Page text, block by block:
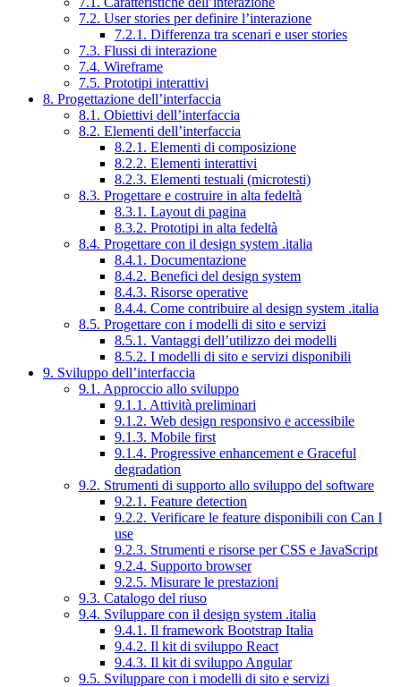
7.2. User stories per definire l’interazione
7.2.1. Differenza tra scenari e user stories
7.3. Flussi di interazione
7.4. Wireframe
7.5. Prototipi interattivi
8. Progettazione dell’interfaccia
8.1. Obiettivi dell’interfaccia
8.2. Elementi dell’interfaccia
8.2.1. Elementi di composizione
8.2.2. Elementi interattivi
8.2.3. Elementi testuali (microtesti)
8.3. Progettare e costruire in alta fedeltà
8.3.1. Layout di pagina
8.3.2. Prototipi in alta fedeltà
8.4. Progettare con il design system .italia
8.4.1. Documentazione
8.4.2. Benefici del design system
8.4.3. Risorse operative
8.4.4. Come contribuire al design system .italia
8.5. Progettare con i modelli di sito e servizi
8.5.1. Vantaggi dell’utilizzo dei modelli
8.5.2. I modelli di sito e servizi disponibili
9. Sviluppo dell’interfaccia
9.1. Approccio allo sviluppo
9.1.1. Attività preliminari
9.1.2. Web design responsivo e accessibile
9.1.3. Mobile first
9.1.4. Progressive enhancement e Graceful
degradation
9.2. Strumenti di supporto allo sviluppo del software
9.2.1. Feature detection
9.2.2. Verificare le feature disponibili con Can I
use
9.2.3. Strumenti e risorse per CSS e JavaScript
9.2.4. Supporto browser
9.2.5. Misurare le prestazioni
9.3. Catalogo del riuso
9.4. Sviluppare con il design system .italia
9.4.1. Il framework Bootstrap Italia
9.4.2. Il kit di sviluppo React
9.4.3. Il kit di sviluppo Angular
9.5. Sviluppare con i modelli di sito e servizi